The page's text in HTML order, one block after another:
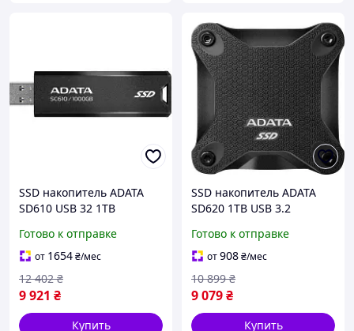
SSD накопитель ADATA
SD610 USB 32 1TB
накопитель pelican
Готово к отправке
от 1654₴/мес
9 921 ₴
12 402 ₴
Купить
SSD накопитель ADATA
SD620 1TB USB 3.2
твердотельный диск
черный fresh
Готово к отправке
от908₴/мес
9 079₴
10 899 ₴
Купить